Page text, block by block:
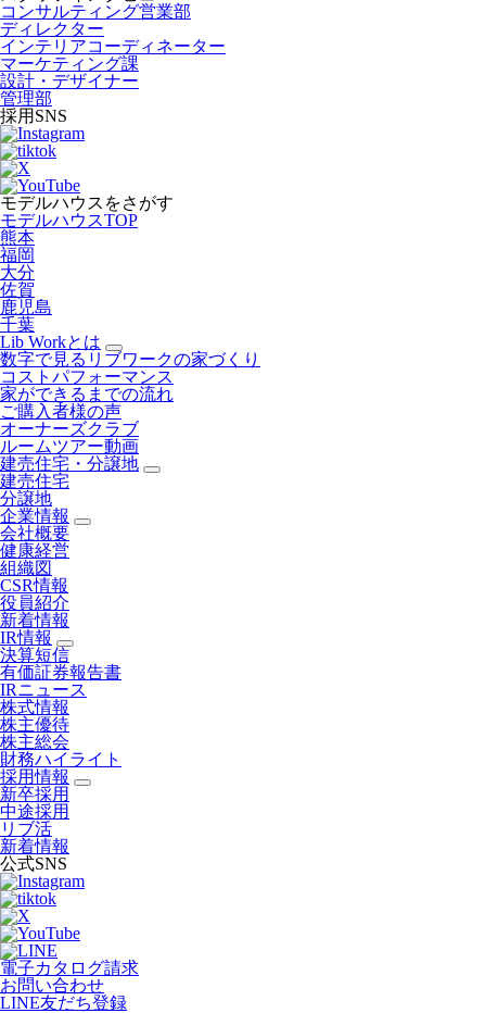
コンサルティング営業部
ディレクター
インテリアコーディネーター
マーケティング課
設計・デザイナー
管理部
採用SNS
モデルハウスをさがす
モデルハウスTOP
熊本
福岡
大分
佐賀
鹿児島
千葉
Lib Workとは
数字で見るリブワークの家づくり
コストパフォーマンス
家ができるまでの流れ
ご購入者様の声
オーナーズクラブ
ルームツアー動画
建売住宅・分譲地
建売住宅
分譲地
企業情報
会社概要
健康経営
組織図
CSR情報
役員紹介
新着情報
IR情報
決算短信
有価証券報告書
IRニュース
株式情報
株主優待
株主総会
財務ハイライト
採用情報
新卒採用
中途採用
リブ活
新着情報
公式SNS
電子カタログ請求
お問い合わせ
LINE友だち登録